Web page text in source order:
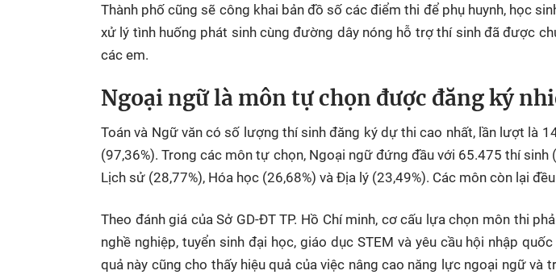
Thành phố cũng sẽ công khai bản đồ số các điểm thi để phụ huynh, học
xử lý tình huống phát sinh cùng đường dây nóng hỗ trợ thí sinh đã được
các em.
Ngoại ngữ là môn tự chọn được đăng ký
Toán và Ngữ văn có số lượng thí sinh đăng ký dự thi cao nhất, lần lượt là
(97,36%). Trong các môn tự chọn, Ngoại ngữ đứng đầu với 65.475 thí sinh
Lịch sử (28,77%), Hóa học (26,68%) và Địa lý (23,49%). Các môn còn lại
Theo đánh giá của Sở GD-ĐTTP. Hồ Chí minh, cơ cấu lựa chọn môn thi
nghề nghiệp, tuyển sinh đại học, giáo dục STEM và yêu cầu hội nhập
quả này cũng cho thấy hiệu quả của việc nâng cao năng lực ngoại ngữ và